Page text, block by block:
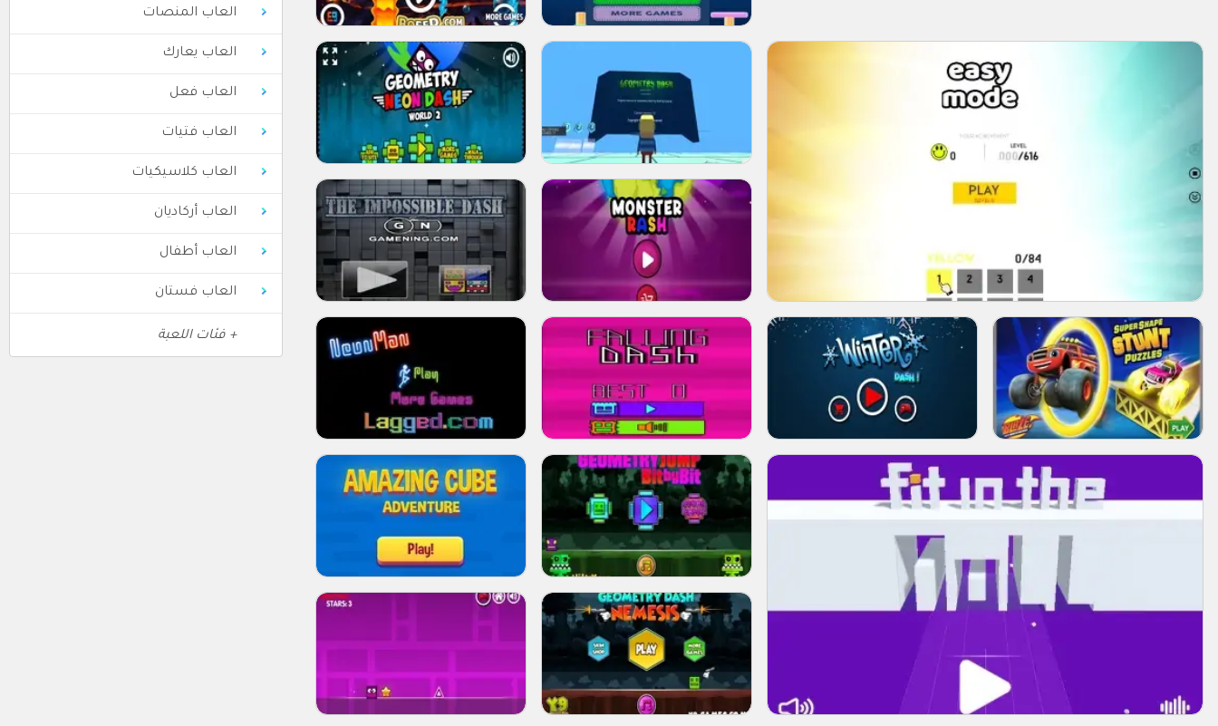
العاب المنصات
العاب يعارك
العاب فعل
العاب فتيات
العاب كلاسيكيات
العاب أركاديان
العاب أطفال
العاب فستان
+ فئات اللعبة